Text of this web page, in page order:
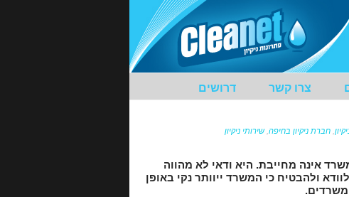
צרו קשר דרושים
,חברת ניקיון בחיפה ,שירותי ניקיון
אינה מחייבת. היא ודאי לא מהווה
ולהבטיח כי המשרד ייוותר נקי באופן
משרדים.